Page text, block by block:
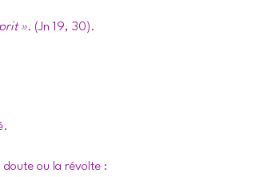
». (Jn 19, 30).
ou la révolte :